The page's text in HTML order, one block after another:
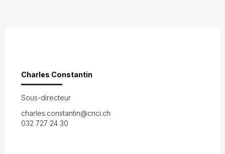
Charles Constantin
Sous-directeur
charles.constantin@cnci.ch
032 727 24 30